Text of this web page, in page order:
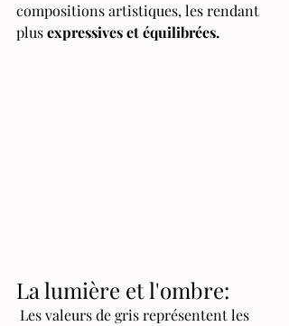
compositions artistiques, les rendant
plus expressives et équilibrées.
La lumière et l'ombre: